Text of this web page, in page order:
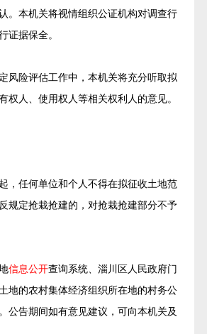
。本机关将视情组织公证机构对调查行
证据保全。
风险评估工作中，本机关将充分听取拟
权人、使用权人等相关权利人的意见。
，任何单位和个人不得在拟征收土地范
规定抢栽抢建的，对抢栽抢建部分不予
信息公开查询系统、淄川区人民政府门
地的农村集体经济组织所在地的村务公
公告期间如有意见建议，可向本机关及